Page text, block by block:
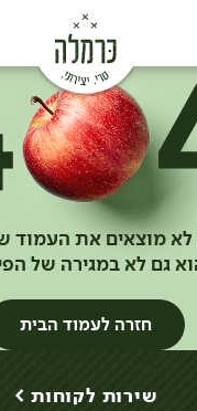
לא מוצאים את
גם לא במגירה של
חזרה לעמוד הבית
שירות לקוחות >